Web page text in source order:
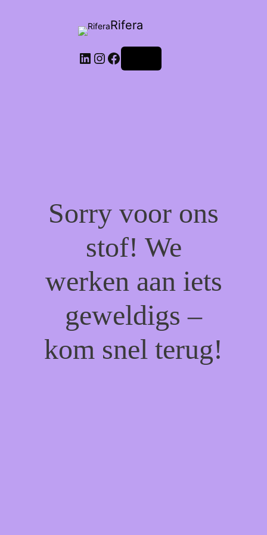
Rifera
LinkedIn
Instagram
Facebook
Sorry voor ons
stof! We
werken aan iets
geweldigs –
kom snel terug!